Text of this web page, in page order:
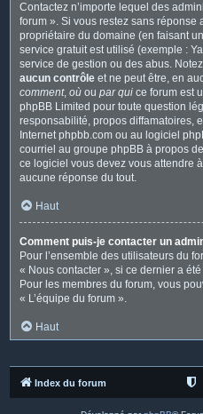
Contactez n’importe lequel des
forum ». Si vous restez sans réponse
propriétaire du domaine (en faisant
service gratuit est utilisé (exemple :
service de gestion ou des abus.
aucun contrôle et ne peut être, en
comment, où ou par qui ce forum est
phpBB Limited pour toute question
responsabilité, propos diffamatoires,
Internet phpbb.com ou au logiciel
courriel au groupe phpBB à propos
ce logiciel vous devez vous attendre
aucune réponse du tout.
Haut
Comment puis-je contacter un
Pour l’ensemble des utilisateurs du
« Nous contacter », si ce dernier a
Pour les membres du forum, vous
« L’équipe du forum ».
Haut
Index du forum